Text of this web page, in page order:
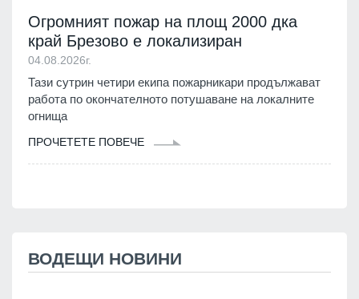
Огромният пожар на площ 2000 дка
край Брезово е локализиран
04.08.2026г.
Тази сутрин четири екипа пожарникари продължават
работа по окончателното потушаване на локалните
огнища
ПРОЧЕТЕТЕ ПОВЕЧЕ
ВОДЕЩИ НОВИНИ